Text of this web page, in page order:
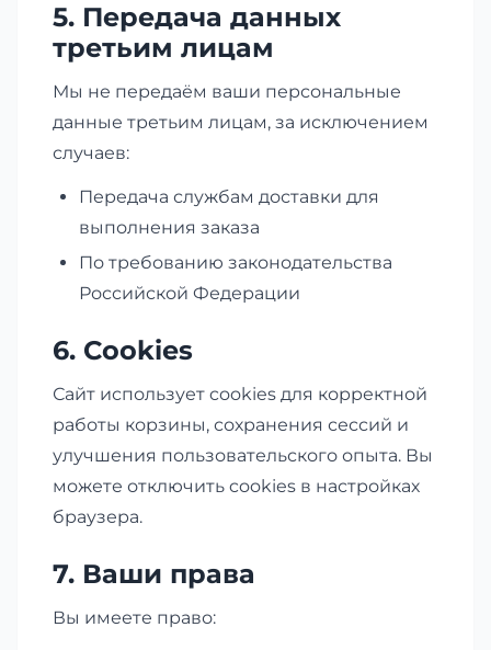
5. Передача данных
третьим лицам
Мы не передаём ваши персональные
данные третьим лицам, за исключением
случаев:
Передача службам доставки для
выполнения заказа
По требованию законодательства
Российской Федерации
6. Cookies
Сайт использует cookies для корректной
работы корзины, сохранения сессий и
улучшения пользовательского опыта. Вы
можете отключить cookies в настройках
браузера.
7. Ваши права
Вы имеете право: